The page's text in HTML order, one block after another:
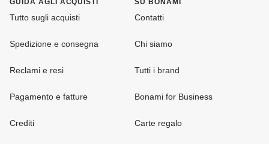
GUIDA AGLI ACQUISTI
Tutto sugli acquisti
Spedizione e consegna
Reclami e resi
Pagamento e fatture
Crediti
SU BONAMI
Contatti
Chi siamo
Tutti i brand
Bonami for Business
Carte regalo